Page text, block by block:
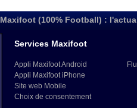
Maxifoot (100% Football) :
Services Maxifoot
Appli Maxifoot Android
Appli Maxifoot iPhone
Site web Mobile
Choix de consentement